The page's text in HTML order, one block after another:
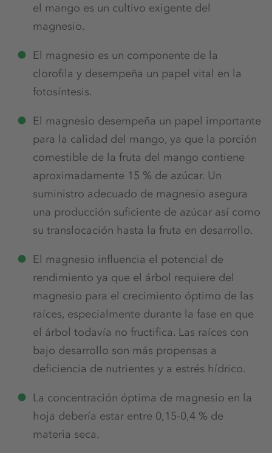
el mango es un cultivo exigente del
magnesio.
El magnesio es un componente de la
clorofila y desempeña un papel vital en la
fotosíntesis.
El magnesio desempeña un papel importante
para la calidad del mango, ya que la porción
comestible de la fruta del mango contiene
aproximadamente 15 % de azúcar. Un
suministro adecuado de magnesio asegura
una producción suficiente de azúcar así como
su translocación hasta la fruta en desarrollo.
El magnesio influencia el potencial de
rendimiento ya que el árbol requiere del
magnesio para el crecimiento óptimo de las
raíces, especialmente durante la fase en que
el árbol todavía no fructifica. Las raíces con
bajo desarrollo son más propensas a
deficiencia de nutrientes y a estrés hídrico.
La concentración óptima de magnesio en la
hoja debería estar entre 0,15-0,4 % de
materia seca.